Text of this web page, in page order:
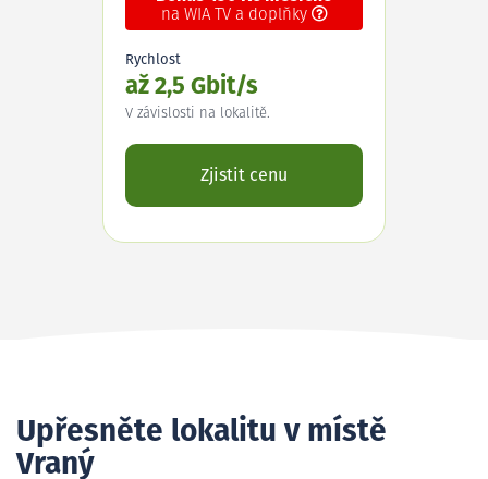
na WIA TV a doplňky
Rychlost
až 2,5 Gbit/s
V závislosti na lokalitě.
Zjistit cenu
Upřesněte lokalitu v místě
Vraný